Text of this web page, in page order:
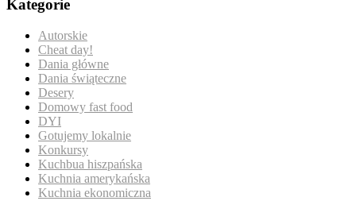
Kategorie
Autorskie
Cheat day!
Dania główne
Dania świąteczne
Desery
Domowy fast food
DYI
Gotujemy lokalnie
Konkursy
Kuchbua hiszpańska
Kuchnia amerykańska
Kuchnia ekonomiczna